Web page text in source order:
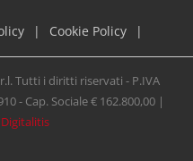
Cookie Policy
Tutti i diritti riservati - P.IVA
- Cap. Sociale € 162.800,00 |
Digitalitis